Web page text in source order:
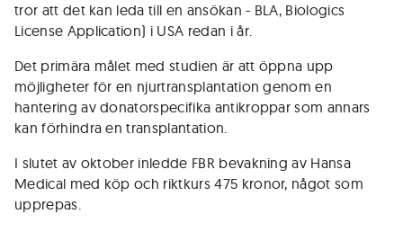
tror att det kan leda till en ansökan - BLA, Biologics
License Application) i USA redan i år.
Det primära målet med studien är att öppna upp
möjligheter för en njurtransplantation genom en
hantering av donatorspecifika antikroppar som annars
kan förhindra en transplantation.
I slutet av oktober inledde FBR bevakning av Hansa
Medical med köp och riktkurs 475 kronor, något som
upprepas.